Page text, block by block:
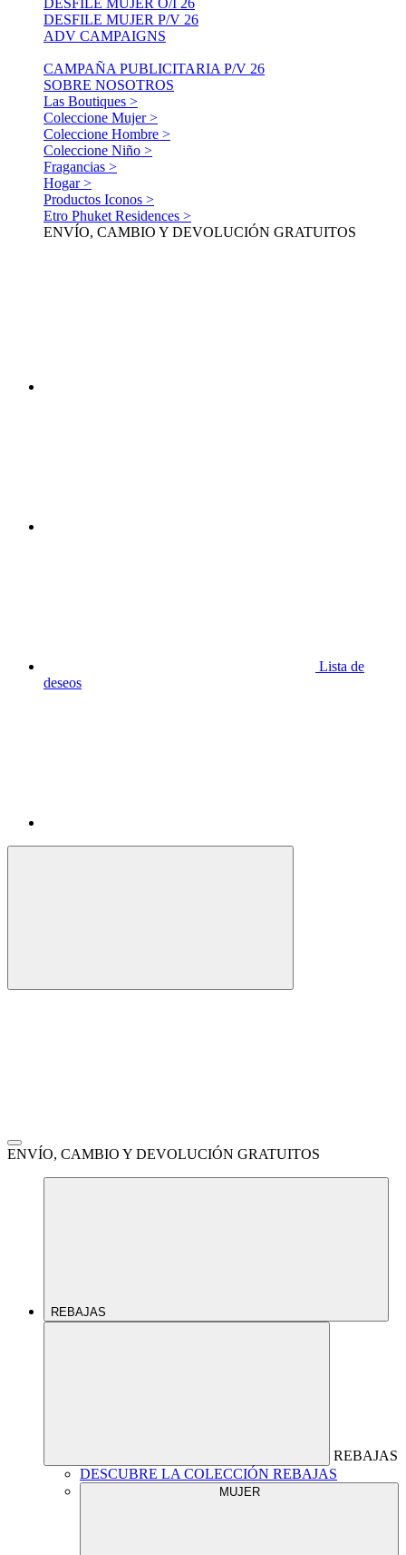
DESFILE MUJER P/V 26
ADV CAMPAIGNS
CAMPAÑA PUBLICITARIA P/V 26
SOBRE NOSOTROS
Las Boutiques >
Coleccione Mujer >
Coleccione Hombre >
Coleccione Niño >
Fragancias >
Hogar >
Productos Iconos >
Etro Phuket Residences >
ENVÍO, CAMBIO Y DEVOLUCIÓN GRATUITOS
Lista de
deseos
ENVÍO, CAMBIO Y DEVOLUCIÓN GRATUITOS
REBAJAS
REBAJAS
DESCUBRE LA COLECCIÓN REBAJAS
MUJER